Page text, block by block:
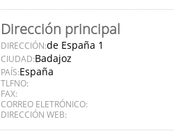
Dirección principal
DIRECCIÓN:de España 1
CIUDAD:Badajoz
PAÍS:España
TLFNO:
FAX:
CORREO ELETRÓNICO:
DIRECCIÓN WEB: